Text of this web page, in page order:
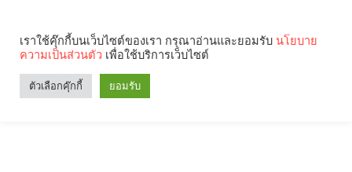
เราใช้คุ๊กกี้บนเว็บไซต์ของเรา กรุณาอ่านและยอมรับ นโยบาย
ความเป็นส่วนตัว เพื่อใช้บริการเว็บไซต์
ตัวเลือกคุ๊กกี้ ยอมรับ